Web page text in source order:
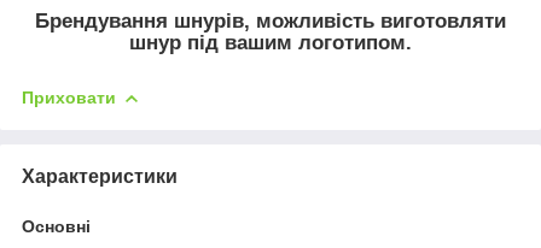
Брендування шнурів, можливість виготовляти
шнур під вашим логотипом.
Приховати
Характеристики
Основні